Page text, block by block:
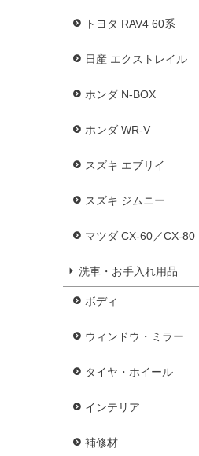
トヨタ RAV4 60系
日産 エクストレイル
ホンダ N-BOX
ホンダ WR-V
スズキ エブリイ
スズキ ジムニー
マツダ CX-60／CX-80
洗車・お手入れ用品
ボディ
ウィンドウ・ミラー
タイヤ・ホイール
インテリア
補修材